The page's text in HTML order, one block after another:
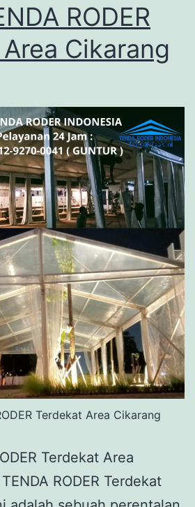
RODER
Cikarang
Terdekat Area Cikarang
Terdekat Area
RODER Terdekat